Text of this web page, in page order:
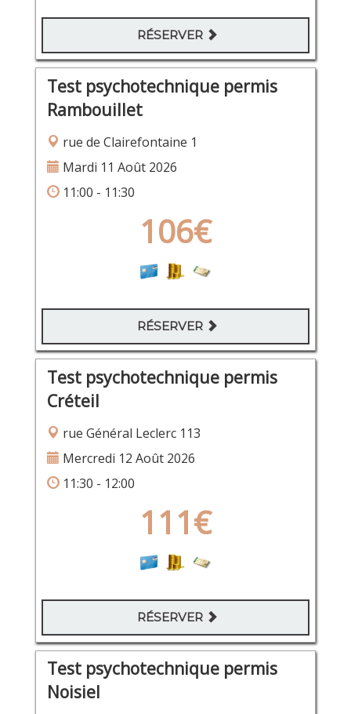
RÉSERVER
Test psychotechnique permis
Rambouillet
rue de Clairefontaine 1
Mardi 11 Août 2026
11:00 - 11:30
106€
RÉSERVER
Test psychotechnique permis
Créteil
rue Général Leclerc 113
Mercredi 12 Août 2026
11:30 - 12:00
111€
RÉSERVER
Test psychotechnique permis
Noisiel